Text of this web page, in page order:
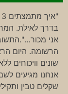
בדרך לאילת.
אני
הרשומה. היום
שונים וויכוחים
שקלים טבין